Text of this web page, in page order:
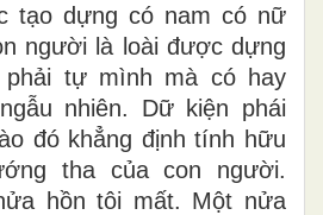
tạo dựng có nam có nữ
người là loài được dựng
phải tự mình mà có hay
nhiên. Dữ kiện phái
đó khẳng định tính hữu
tha của con người.
hồn tôi mất. Một nửa